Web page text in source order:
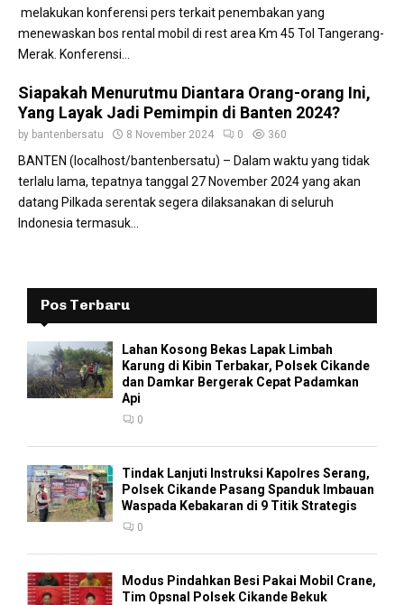
melakukan konferensi pers terkait penembakan yang
menewaskan bos rental mobil di rest area Km 45 Tol Tangerang-
Merak. Konferensi...
Siapakah Menurutmu Diantara Orang-orang Ini,
Yang Layak Jadi Pemimpin di Banten 2024?
by bantenbersatu 8 November 2024 0 360
BANTEN (localhost/bantenbersatu) – Dalam waktu yang tidak
terlalu lama, tepatnya tanggal 27 November 2024 yang akan
datang Pilkada serentak segera dilaksanakan di seluruh
Indonesia termasuk...
Pos Terbaru
Lahan Kosong Bekas Lapak Limbah
Karung di Kibin Terbakar, Polsek Cikande
dan Damkar Bergerak Cepat Padamkan
Api
0
Tindak Lanjuti Instruksi Kapolres Serang,
Polsek Cikande Pasang Spanduk Imbauan
Waspada Kebakaran di 9 Titik Strategis
0
Modus Pindahkan Besi Pakai Mobil Crane,
Tim Opsnal Polsek Cikande Bekuk